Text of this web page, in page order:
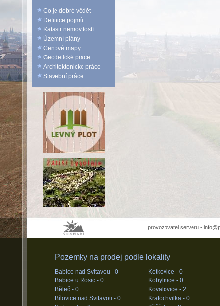
Co je dobré vědět
Definice pojmů
Katastr nemovitostí
Územní plány
Cenové mapy
Geodetické práce
Architektonické práce
Stavební práce
provozovatel serveru -
Pozemky na prodej podle lokality
Babice nad Svitavou - 0
Babice u Rosic - 0
Běleč - 0
Bílovice nad Svitavou - 0
Ketkovice - 0
Kobylnice - 0
Kovalovice - 2
Kratochvilka - 0